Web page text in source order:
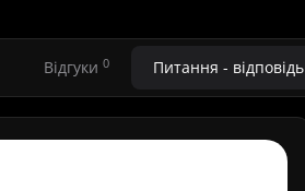
Відгуки 0 Питання - відповідь